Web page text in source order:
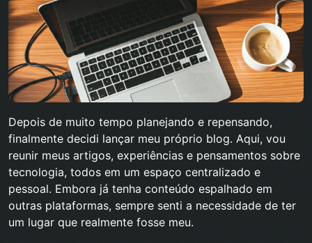
Depois de muito tempo planejando e repensando,
finalmente decidi lançar meu próprio blog. Aqui, vou
reunir meus artigos, experiências e pensamentos sobre
tecnologia, todos em um espaço centralizado e
pessoal. Embora já tenha conteúdo espalhado em
outras plataformas, sempre senti a necessidade de ter
um lugar que realmente fosse meu.